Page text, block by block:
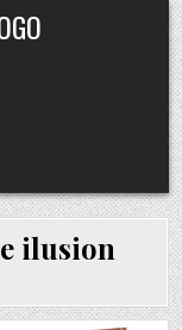
ilusion